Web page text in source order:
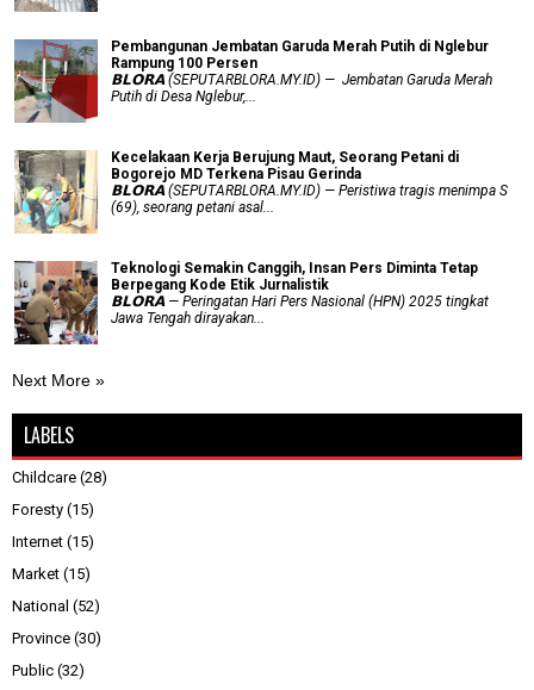
Pembangunan Jembatan Garuda Merah Putih di Nglebur
Rampung 100 Persen
𝗕𝗟𝗢𝗥𝗔 (SEPUTARBLORA.MY.ID) — Jembatan Garuda Merah
Putih di Desa Nglebur,...
Kecelakaan Kerja Berujung Maut, Seorang Petani di
Bogorejo MD Terkena Pisau Gerinda
𝗕𝗟𝗢𝗥𝗔 (SEPUTARBLORA.MY.ID) — Peristiwa tragis menimpa S
(69), seorang petani asal...
Teknologi Semakin Canggih, Insan Pers Diminta Tetap
Berpegang Kode Etik Jurnalistik
𝗕𝗟𝗢𝗥𝗔 — Peringatan Hari Pers Nasional (HPN) 2025 tingkat
Jawa Tengah dirayakan...
Next More »
LABELS
Childcare (28)
Foresty (15)
Internet (15)
Market (15)
National (52)
Province (30)
Public (32)